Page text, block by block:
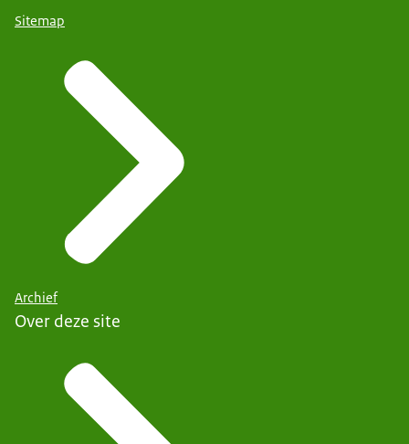
Sitemap
Archief
Over deze site